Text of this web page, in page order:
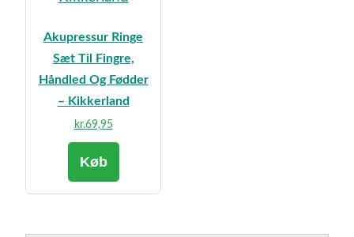
Akupressur Ringe
Sæt Til Fingre,
Håndled Og Fødder
– Kikkerland
kr.69,95
Køb